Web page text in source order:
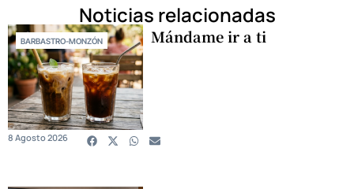
Noticias relacionadas
BARBASTRO-MONZÓN Mándame ir a ti
8 Agosto 2026